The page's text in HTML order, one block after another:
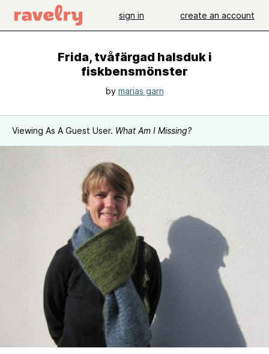
sign in create an account
Frida, tvåfärgad halsduk i
fiskbensmönster
by marias garn
Viewing As A Guest User. What Am I Missing?